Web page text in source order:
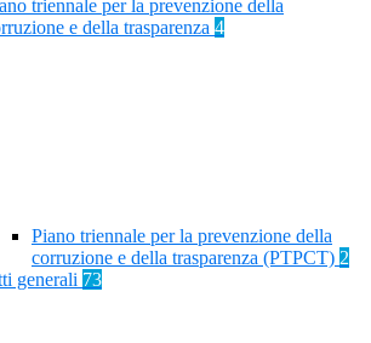
triennale per la prevenzione della
e della trasparenza 4
Piano triennale per la prevenzione della
corruzione e della trasparenza (PTPCT) 2
generali 73